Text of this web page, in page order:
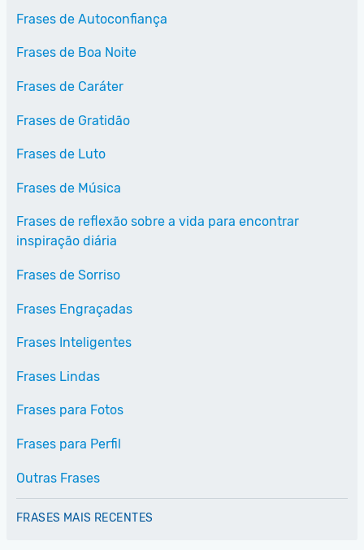
Frases de Autoconfiança
Frases de Boa Noite
Frases de Caráter
Frases de Gratidão
Frases de Luto
Frases de Música
Frases de reflexão sobre a vida para encontrar
inspiração diária
Frases de Sorriso
Frases Engraçadas
Frases Inteligentes
Frases Lindas
Frases para Fotos
Frases para Perfil
Outras Frases
FRASES MAIS RECENTES